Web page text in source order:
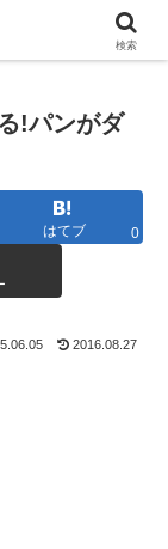
ていく！。
!パンがダ
はてブ 0
2016.08.27
検索